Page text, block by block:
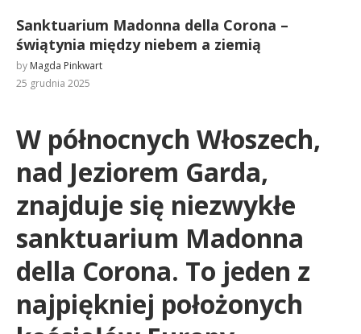
Sanktuarium Madonna della Corona –
świątynia między niebem a ziemią
by Magda Pinkwart
25 grudnia 2025
W północnych Włoszech,
nad Jeziorem Garda,
znajduje się niezwykłe
sanktuarium Madonna
della Corona. To jeden z
najpiękniej położonych